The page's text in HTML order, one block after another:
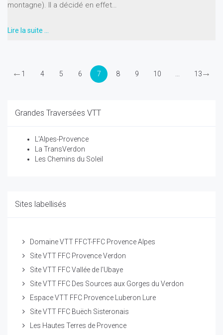
montagne). Il a décidé en effet…
Lire la suite …
← 1 4 5 6 7 8 9 10 ... 13→
Grandes Traversées VTT
L'Alpes-Provence
La TransVerdon
Les Chemins du Soleil
Sites labellisés
Domaine VTT FFCT-FFC Provence Alpes
Site VTT FFC Provence Verdon
Site VTT FFC Vallée de l'Ubaye
Site VTT FFC Des Sources aux Gorges du Verdon
Espace VTT FFC Provence Luberon Lure
Site VTT FFC Buëch Sisteronais
Les Hautes Terres de Provence